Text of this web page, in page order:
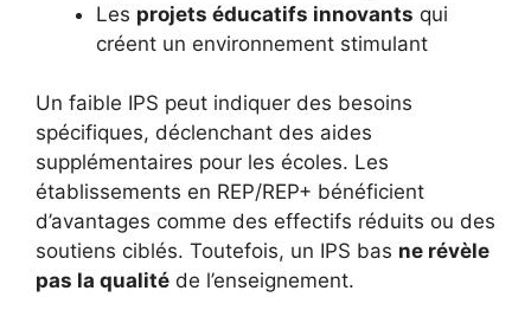
Les projets éducatifs innovants qui
créent un environnement stimulant
Un faible IPS peut indiquer des besoins
spécifiques, déclenchant des aides
supplémentaires pour les écoles. Les
établissements en REP/REP+ bénéficient
d’avantages comme des effectifs réduits ou des
soutiens ciblés. Toutefois, un IPS bas ne révèle
pas la qualité de l’enseignement.